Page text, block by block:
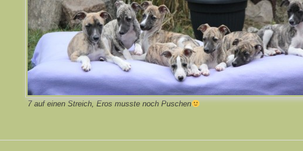
7 auf einen Streich, Eros musste noch Puschen